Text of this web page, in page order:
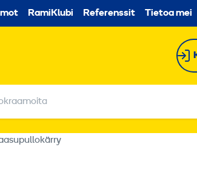
RamiKlubi Referenssit Tietoa